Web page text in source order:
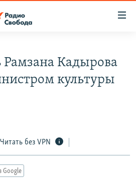
Рамзана Кадырова
культуры
Читать без VPN
Google